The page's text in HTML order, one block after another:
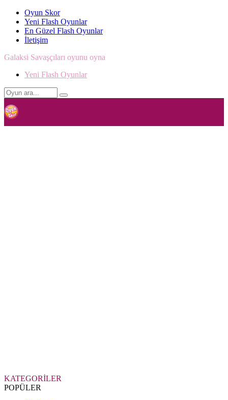
Oyun Skor
Yeni Flash Oyunlar
En Güzel Flash Oyunlar
İletişim
Galaksi Savaşçıları oyunu oyna
Yeni Flash Oyunlar
KATEGORİLER
POPÜLER